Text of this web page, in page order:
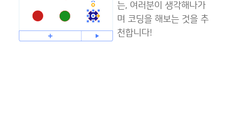
는, 여러분이 생각해나가
며 코딩을 해보는 것을 추
천합니다!